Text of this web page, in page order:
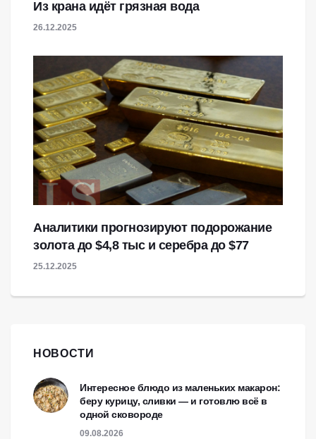
Из крана идёт грязная вода
26.12.2025
Аналитики прогнозируют подорожание
золота до $4,8 тыс и серебра до $77
25.12.2025
НОВОСТИ
Интересное блюдо из маленьких макарон:
беру курицу, сливки — и готовлю всё в
одной сковороде
09.08.2026